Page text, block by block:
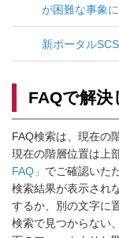
が困難な事象
新ポータル
FAQで解決
FAQ検索は、現在の
現在の階層位置は上
FAQ」 でご確認いた
検索結果が表示され
するか、別の文字に
検索で見つからない